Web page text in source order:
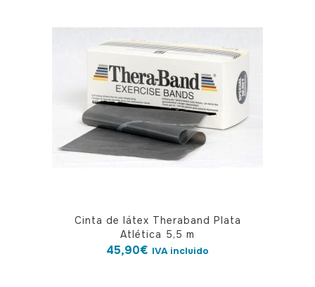
Cinta de látex Theraband Plata
Atlética 5,5 m
45,90€ IVA incluido